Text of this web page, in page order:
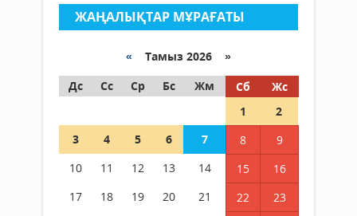
ЖАҢАЛЫҚТАР МҰРАҒАТЫ
« Тамыз 2026 »
Дс
Сс Ср Бс Жм Сб
Жс
1
2
3
4 5 6 7 8
9
10
11 12 13 14 15
16
17
18 19 20 21 22
23